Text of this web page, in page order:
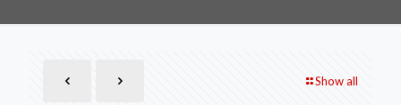
Show all